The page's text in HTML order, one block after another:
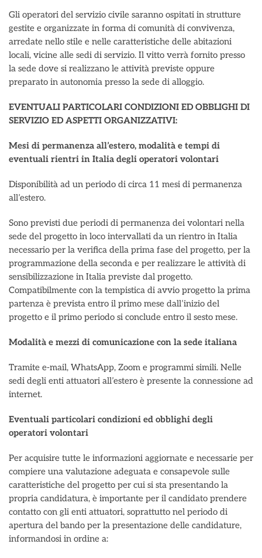
Gli operatori del servizio civile saranno ospitati in strutture
gestite e organizzate in forma di comunità di convivenza,
arredate nello stile e nelle caratteristiche delle abitazioni
locali, vicine alle sedi di servizio. Il vitto verrà fornito presso
la sede dove si realizzano le attività previste oppure
preparato in autonomia presso la sede di alloggio.
EVENTUALI PARTICOLARI CONDIZIONI ED OBBLIGHI DI
SERVIZIO ED ASPETTI ORGANIZZATIVI:
Mesi di permanenza all’estero, modalità e tempi di
eventuali rientri in Italia degli operatori volontari
Disponibilità ad un periodo di circa 11 mesi di permanenza
all’estero.
Sono previsti due periodi di permanenza dei volontari nella
sede del progetto in loco intervallati da un rientro in Italia
necessario per la verifica della prima fase del progetto, per la
programmazione della seconda e per realizzare le attività di
sensibilizzazione in Italia previste dal progetto.
Compatibilmente con la tempistica di avvio progetto la prima
partenza è prevista entro il primo mese dall’inizio del
progetto e il primo periodo si conclude entro il sesto mese.
Modalità e mezzi di comunicazione con la sede italiana
Tramite e-mail, WhatsApp, Zoom e programmi simili. Nelle
sedi degli enti attuatori all’estero è presente la connessione ad
internet.
Eventuali particolari condizioni ed obblighi degli
operatori volontari
Per acquisire tutte le informazioni aggiornate e necessarie per
compiere una valutazione adeguata e consapevole sulle
caratteristiche del progetto per cui si sta presentando la
propria candidatura, è importante per il candidato prendere
contatto con gli enti attuatori, soprattutto nel periodo di
apertura del bando per la presentazione delle candidature,
informandosi in ordine a: